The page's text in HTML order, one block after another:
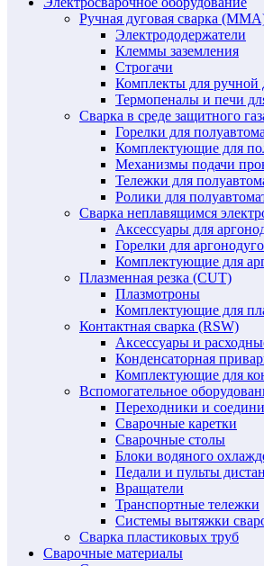
Ручная дуговая сварка
Электрододержатели
Клеммы заземления
Строгачи
Комплекты для ручной
Термопеналы и печи
Сварка в среде защитного
Горелки для
Комплектующие для
Механизмы подачи
Тележки для
Ролики для
Сварка неплавящимся
Аксессуары для
Горелки для
Комплектующие для
Плазменная резка (CUT)
Плазмотроны
Комплектующие для
Контактная сварка (RSW)
Аксессуары и
Конденсаторная
Комплектующие для
Вспомогательное
Переходники и
Сварочные каретки
Сварочные столы
Блоки водяного
Педали и пульты
Вращатели
Транспортные тележки
Системы вытяжки
Сварка пластиковых труб
Сварочные материалы